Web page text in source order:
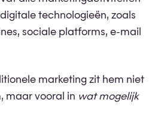
technologieën, zoals
sociale platforms, e-mail
marketing zit hem niet
maar vooral in wat mogelijk